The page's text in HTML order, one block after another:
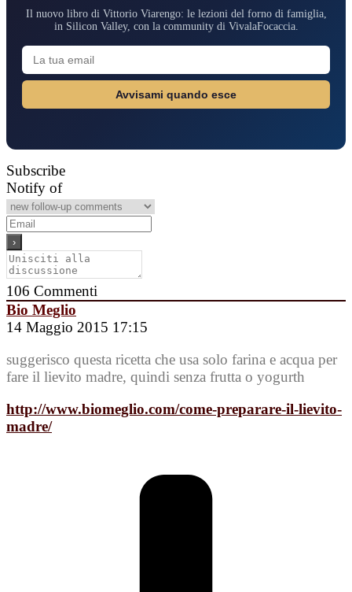
Il nuovo libro di Vittorio Viarengo: le lezioni del forno di famiglia,
in Silicon Valley, con la community di VivalaFocaccia.
Avvisami quando esce
Subscribe
Notify of
106 Commenti
Bio Meglio
14 Maggio 2015 17:15
suggerisco questa ricetta che usa solo farina e acqua per
fare il lievito madre, quindi senza frutta o yogurth
http://www.biomeglio.com/come-preparare-il-lievito-
madre/